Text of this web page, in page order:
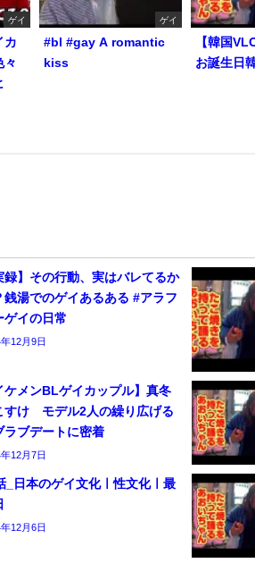
ゲイ
カ
々
ゲイ
#bl #gay A romantic
kiss
【韓国
お誕生日
録】その行動、実はバレてるか
銭湯でのゲイあるある #アラフ
ゲイの日常
12月9日
ケメンBLゲイカップル】真冬
すけ モデル2人の繰り広げる
ラブデートに密着
12月7日
_日本のゲイ文化ㅣ性文化ㅣ最
12月6日